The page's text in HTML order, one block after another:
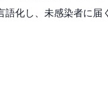
語化し、未感染者に